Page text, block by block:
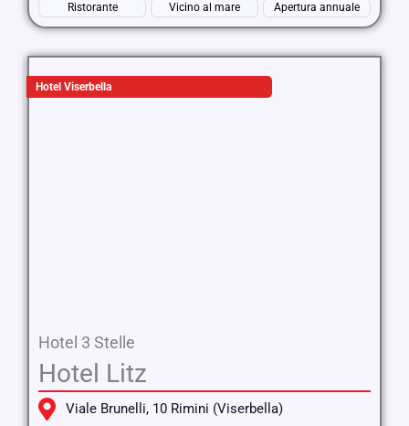
Ristorante
Vicino al mare Apertura annuale
Hotel Viserbella
Hotel 3 Stelle
Hotel Litz
Viale Brunelli, 10 Rimini (Viserbella)